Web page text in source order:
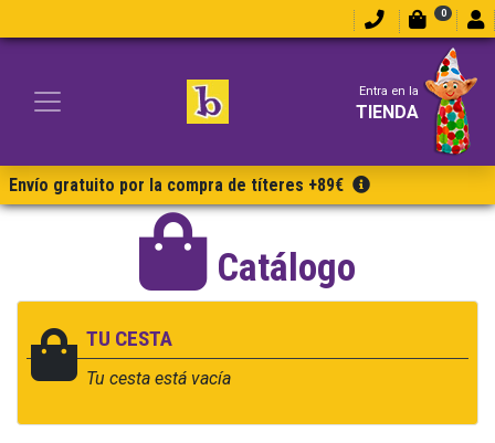
0
Entra en la
TIENDA
Envío gratuito por la compra de títeres +89€
Catálogo
TU CESTA
Tu cesta está vacía